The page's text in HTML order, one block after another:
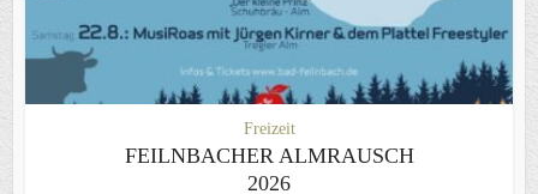
Freizeit
FEILNBACHER ALMRAUSCH
2026